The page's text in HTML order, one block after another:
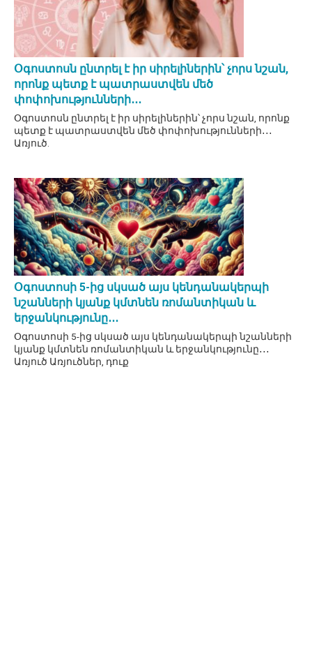
Օգոստոսն ընտրել է իր սիրելիներին՝ չորս նշան,
որոնք պետք է պատրաստվեն մեծ
փոփոխությունների․․․
Օգոստոսն ընտրել է իր սիրելիներին՝ չորս նշան, որոնք
պետք է պատրաստվեն մեծ փոփոխությունների․․․
Առյուծ.
Օգոստոսի 5-ից սկսած այս կենդանակերպի
նշանների կյանք կմտնեն ռոմանտիկան և
երջանկությունը․․․
Օգոստոսի 5-ից սկսած այս կենդանակերպի նշանների
կյանք կմտնեն ռոմանտիկան և երջանկությունը․․․
Առյուծ Առյուծներ, դուք